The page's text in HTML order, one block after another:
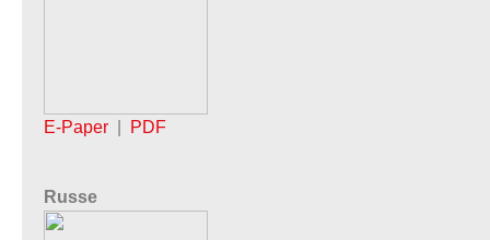
E-Paper PDF
Russe